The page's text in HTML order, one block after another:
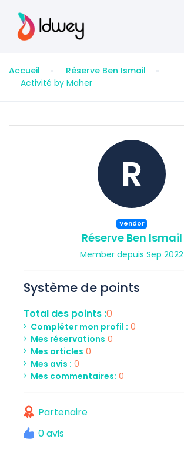
Accueil
Réserve Ben Ismail
Activité by Maher
R
Vendor
Réserve Ben Ismail
Member depuis Sep 2022
Système de points
Total des points :0
Compléter mon profil : 0
Mes réservations 0
Mes articles 0
Mes avis : 0
Mes commentaires: 0
Partenaire
0 avis